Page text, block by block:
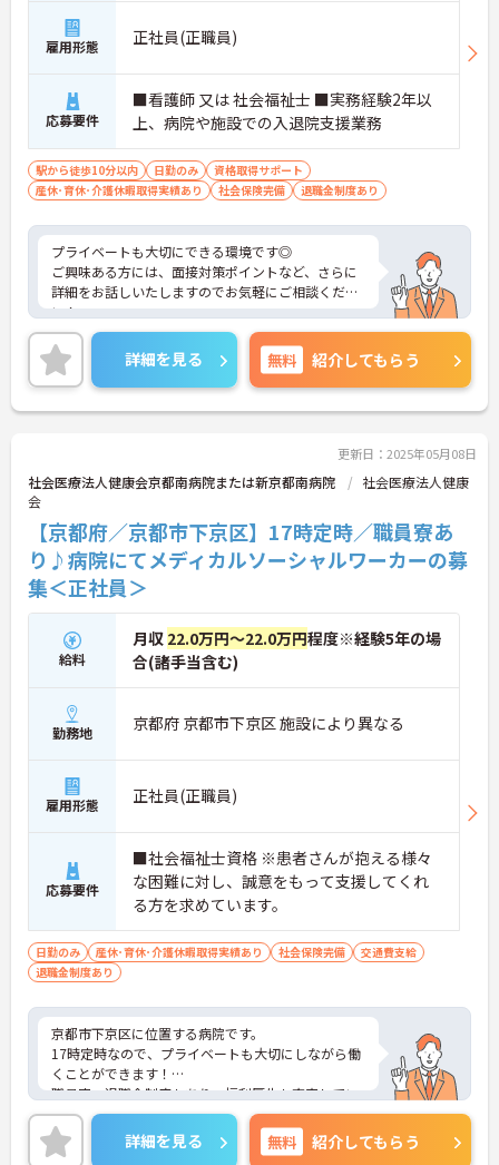
雇用形態 正社員(正職員)
応募要件
■看護師 又は 社会福祉士 ■実務経験2年以
上、病院や施設での入退院支援業務
駅から徒歩10分以内 日勤のみ
資格取得サポート
産休･育休･介護休暇取得実績あり
社会保険完備 退職金制度あり
プライベートも大切にできる環境です◎
ご興味ある方には、面接対策ポイントなど、さらに
詳細をお話しいたしますのでお気軽にご相談くださ
い！
詳細を見る 無料 紹介してもらう
更新日：2025年05月08日
社会医療法人健康会京都南病院または新京都南病院
社会医療法人健康
会
【京都府／京都市下京区】17時定時／職員寮あ
り♪病院にてメディカルソーシャルワーカーの募
集＜正社員＞
給料
月収 22.0万円～22.0万円程度※経験5年の場
合(諸手当含む)
勤務地 京都府 京都市下京区 施設により異なる
雇用形態 正社員(正職員)
応募要件
■社会福祉士資格 ※患者さんが抱える様々
な困難に対し、誠意をもって支援してくれ
る方を求めています。
日勤のみ 産休･育休･介護休暇取得実績あり 社会保険完備
交通費支給
退職金制度あり
京都市下京区に位置する病院です。
17時定時なので、プライベートも大切にしながら働
くことができます！
職員寮、退職金制度もあり、福利厚生も充実してい
ます。
ご興味をお持ちの方はお気軽にお問い合わせくださ
い。
詳細を見る 無料 紹介してもらう